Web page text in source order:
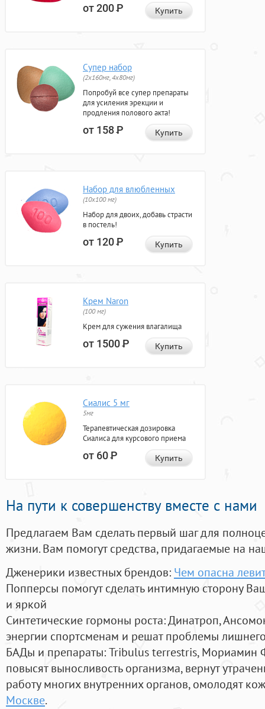
от 200Р Купить
Супер набор
(2х160мг, 4х80мг)
Попробуй все супер препараты
для усиления эрекции и
продления полового акта!
от 158Р Купить
Набор для влюбленных
(10х100 мг)
Набор для двоих, добавь страсти
в постель!
от 120Р Купить
Крем Naron
(100 мг)
Крем для сужения влагалища
от 1500Р Купить
Сиалис 5 мг
5мг
Терапевтическая дозировка
Сиалиса для курсового приема
от 60Р Купить
На пути к совершенству вместе с нами
Предлагаем Вам сделать первый шаг для
жизни. Вам помогут средства, придагаемые на
Дженерики известных брендов: Чем опасна
Попперсы помогут сделать интимную сторону
и яркой
Синтетические гормоны роста: Динатроп,
энергии спортсменам и решат проблемы
БАДы и препараты:Tribulus terrestris, Мориамин
повысят выносливость организма, вернут
работу многих внутренних органов, омолодят
Москве.